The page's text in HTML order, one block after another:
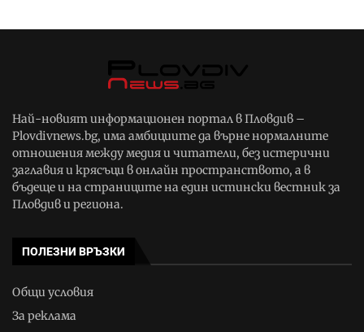
Най-новият информационен портал в Пловдив –
Plovdivnews.bg, има амбициите да върне нормалните
отношения между медия и читатели, без истерични
заглавия и крясъци в онлайн пространството, а в
бъдеще и на страниците на един истински вестник за
Пловдив и региона.
ПОЛЕЗНИ ВРЪЗКИ
Общи условия
За реклама